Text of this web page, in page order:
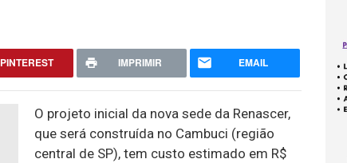
PINTEREST IMPRIMIR EMAIL
O projeto inicial da nova sede da Renascer,
que será construída no Cambuci (região
central de SP), tem custo estimado em R$